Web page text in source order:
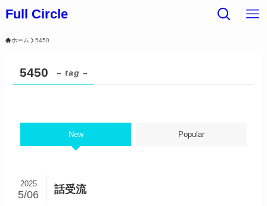
Full Circle
ホーム 5450
5450 – tag –
New Popular
話受流
2025
5/06